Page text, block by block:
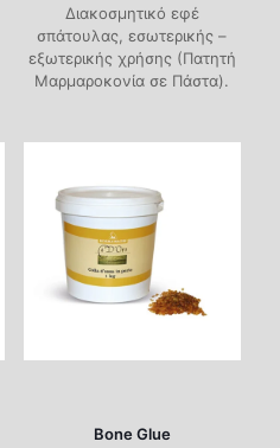
Διακοσμητικό εφέ
σπάτουλας, εσωτερικής –
εξωτερικής χρήσης (Πατητή
Μαρμαροκονία σε Πάστα).
Bone Glue